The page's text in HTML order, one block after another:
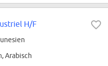
H/F
Arabisch